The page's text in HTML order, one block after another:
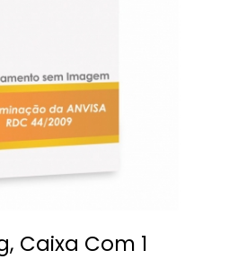
Caixa Com 1